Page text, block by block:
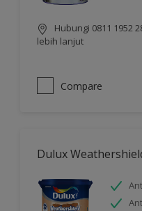
Hubungi 0811 1952
lebih lanjut
Compare
Dulux